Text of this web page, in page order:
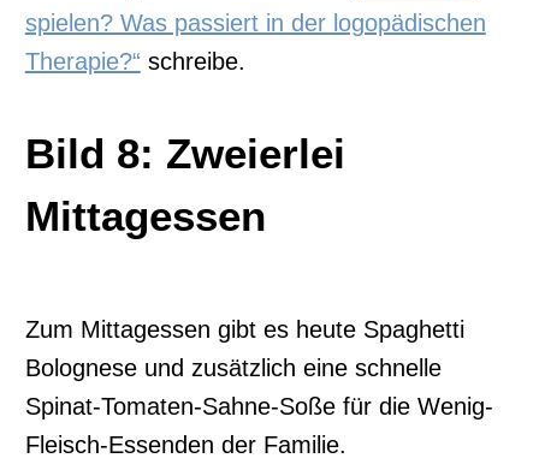
spielen? Was passiert in der logopädischen
Therapie?“ schreibe.
Bild 8: Zweierlei
Mittagessen
Zum Mittagessen gibt es heute Spaghetti
Bolognese und zusätzlich eine schnelle
Spinat-Tomaten-Sahne-Soße für die Wenig-
Fleisch-Essenden der Familie.